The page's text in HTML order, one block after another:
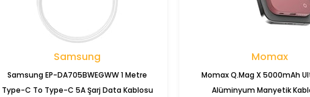
Samsung
Samsung EP-DA705BWEGWW 1 Metre
Type-C To Type-C 5A Şarj Data Kablosu
Momax
Momax Q.Mag X 5000mAh
Alüminyum Manyetik